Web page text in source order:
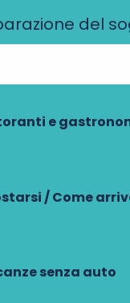
del
e
/ Come
senza auto
assistente
per aiutarvi.